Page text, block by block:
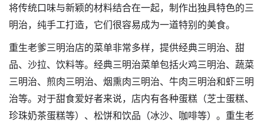
将传统口味与新颖的材料结合在一起，制作出独具特色的三
明治，纯手工打造，它们很容易成为一道特别的美食。
重生老爹三明治店的菜单非常多样，提供经典三明治、甜
品、沙拉、饮料等。经典三明治菜单包括火鸡三明治、蔬菜
三明治、煎肉三明治、烟熏肉三明治、牛肉三明治和虾三明
治等。对于甜食爱好者来说，店内有各种蛋糕（芝士蛋糕、
珍珠奶茶蛋糕等）、松饼和饮品（冰沙、咖啡等）。重生老